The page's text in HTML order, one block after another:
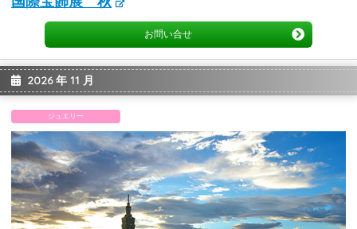
お問い合せ
2026 年 11 月
ジュエリー